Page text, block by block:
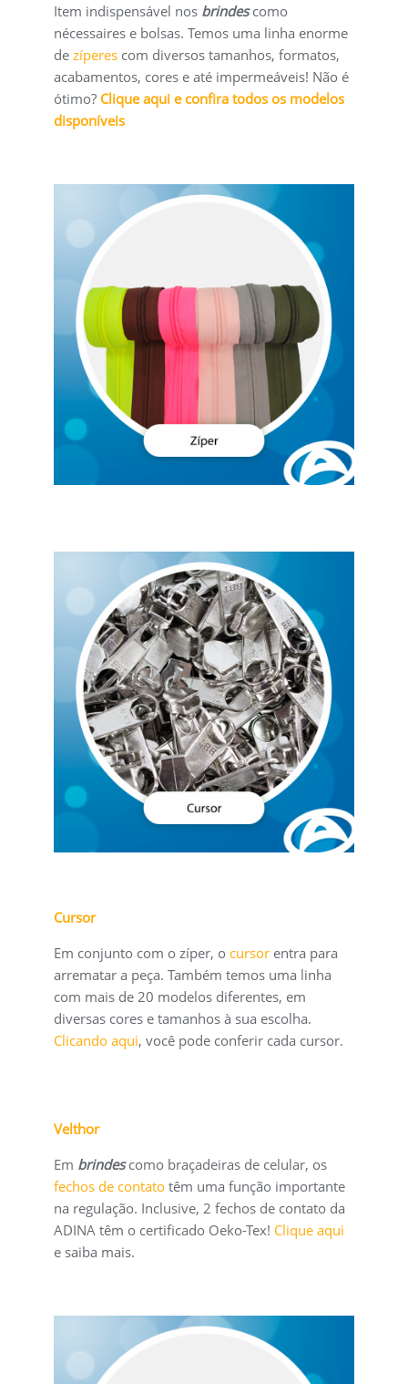
Item indispensável nos brindescomo
nécessaires e bolsas. Temos uma linha enorme
de zíperescom diversos tamanhos, formatos,
acabamentos, cores e até impermeáveis! Não é
ótimo? Clique aqui e confira todos os modelos
disponíveis
Cursor
Em conjunto com o zíper, o cursorentra para
arrematar a peça. Também temos uma linha
com mais de 20 modelos diferentes, em
diversas cores e tamanhos à sua escolha.
Clicando aqui, você pode conferir cada cursor.
Velthor
Em brindescomo braçadeiras de celular, os
fechos de contatotêm uma função importante
na regulação. Inclusive, 2 fechos de contato da
ADINA têm o certificado Oeko-Tex! Clique aqui
e saiba mais.